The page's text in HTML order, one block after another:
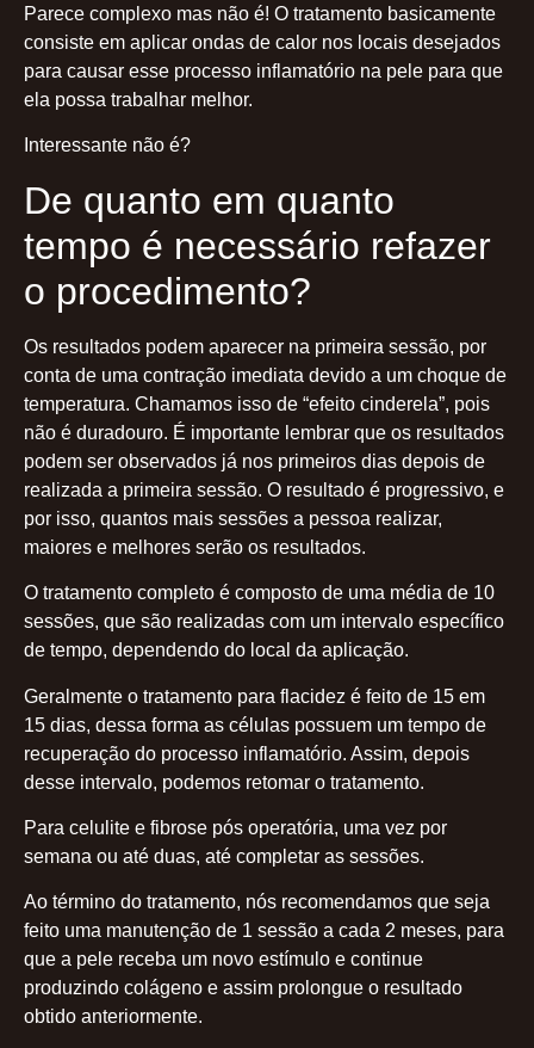
Parece complexo mas não é! O tratamento basicamente
consiste em aplicar ondas de calor nos locais desejados
para causar esse processo inflamatório na pele para que
ela possa trabalhar melhor.
Interessante não é?
De quanto em quanto
tempo é necessário refazer
o procedimento?
Os resultados podem aparecer na primeira sessão, por
conta de uma contração imediata devido a um choque de
temperatura. Chamamos isso de “efeito cinderela”, pois
não é duradouro. É importante lembrar que os resultados
podem ser observados já nos primeiros dias depois de
realizada a primeira sessão. O resultado é progressivo, e
por isso, quantos mais sessões a pessoa realizar,
maiores e melhores serão os resultados.
O tratamento completo é composto de uma média de 10
sessões, que são realizadas com um intervalo específico
de tempo, dependendo do local da aplicação.
Geralmente o tratamento para flacidez é feito de 15 em
15 dias, dessa forma as células possuem um tempo de
recuperação do processo inflamatório. Assim, depois
desse intervalo, podemos retomar o tratamento.
Para celulite e fibrose pós operatória, uma vez por
semana ou até duas, até completar as sessões.
Ao término do tratamento, nós recomendamos que seja
feito uma manutenção de 1 sessão a cada 2 meses, para
que a pele receba um novo estímulo e continue
produzindo colágeno e assim prolongue o resultado
obtido anteriormente.